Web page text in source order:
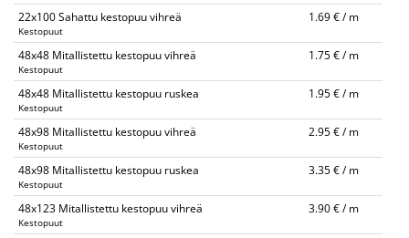
22x100 Sahattu kestopuu vihreä
Kestopuut
1.69 € / m
48x48 Mitallistettu kestopuu vihreä
Kestopuut
1.75 € / m
48x48 Mitallistettu kestopuu ruskea
Kestopuut
1.95 € / m
48x98 Mitallistettu kestopuu vihreä
Kestopuut
2.95 € / m
48x98 Mitallistettu kestopuu ruskea
Kestopuut
3.35 € / m
48x123 Mitallistettu kestopuu vihreä
Kestopuut
3.90 € / m